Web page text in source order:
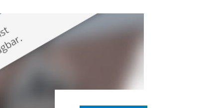
in begehrter Wohnlage von Krefeld-Bockum.